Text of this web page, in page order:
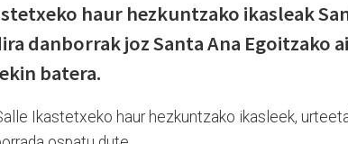
haur hezkuntzako ikasleak
danborrak joz Santa Ana Egoitzako
batera.
Ikastetxeko haur hezkuntzako ikasleek,